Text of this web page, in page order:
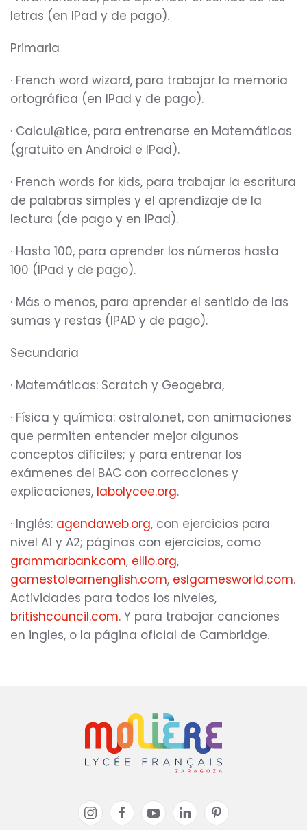
letras (en IPad y de pago).
Primaria
· French word wizard, para trabajar la memoria
ortográfica (en IPad y de pago).
· Calcul@tice, para entrenarse en Matemáticas
(gratuito en Android e IPad).
· French words for kids, para trabajar la escritura
de palabras simples y el aprendizaje de la
lectura (de pago y en IPad).
· Hasta 100, para aprender los números hasta
100 (IPad y de pago).
· Más o menos, para aprender el sentido de las
sumas y restas (IPAD y de pago).
Secundaria
· Matemáticas: Scratch y Geogebra,
· Física y química: ostralo.net, con animaciones
que permiten entender mejor algunos
conceptos dificiles; y para entrenar los
exámenes del BAC con correcciones y
explicaciones, labolycee.org.
· Inglés: agendaweb.org, con ejercicios para
nivel A1 y A2; páginas con ejercicios, como
grammarbank.com, elllo.org,
gamestolearnenglish.com, eslgamesworld.com.
Actividades para todos los niveles,
britishcouncil.com. Y para trabajar canciones
en ingles, o la página oficial de Cambridge.